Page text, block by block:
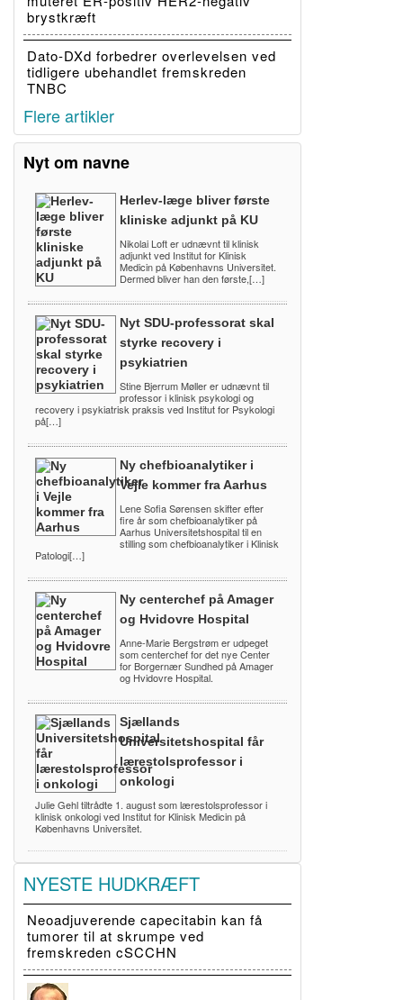
brystkræft
Dato-DXd forbedrer overlevelsen ved
tidligere ubehandlet fremskreden
TNBC
Flere artikler
Nyt om navne
Herlev-læge bliver første
kliniske adjunkt på KU
Nikolai Loft er udnævnt til klinisk
adjunkt ved Institut for Klinisk
Medicin på Københavns Universitet.
Dermed bliver han den første,[…]
Nyt SDU-professorat skal
styrke recovery i
psykiatrien
Stine Bjerrum Møller er udnævnt til
professor i klinisk psykologi og
recovery i psykiatrisk praksis ved Institut for Psykologi
på[…]
Ny chefbioanalytiker i
Vejle kommer fra Aarhus
Lene Sofia Sørensen skifter efter
fire år som chefbioanalytiker på
Aarhus Universitetshospital til en
stilling som chefbioanalytiker i Klinisk
Patologi[…]
Ny centerchef på Amager
og Hvidovre Hospital
Anne-Marie Bergstrøm er udpeget
som centerchef for det nye Center
for Borgernær Sundhed på Amager
og Hvidovre Hospital.
Sjællands
Universitetshospital får
lærestolsprofessor i
onkologi
Julie Gehl tiltrådte 1. august som lærestolsprofessor i
klinisk onkologi ved Institut for Klinisk Medicin på
Københavns Universitet.
NYESTE HUDKRÆFT
Neoadjuverende capecitabin kan få
tumorer til at skrumpe ved
fremskreden cSCCHN